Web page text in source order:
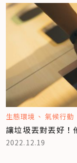
生態環境 氣候行動
讓垃圾丟對丟好
2022.12.19